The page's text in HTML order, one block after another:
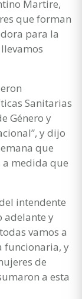
Martire,
que forman
para la
Sanitarias
Género y
y dijo
que
a medida que
intendente
adelante y
vamos a
funcionaria, y
de
a esta